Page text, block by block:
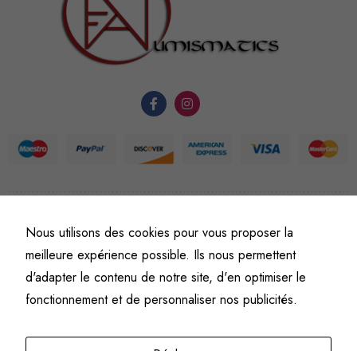
©Fine art numismatics– Tous droits réservés.
Politique de confidentialitéConditions générales de vente et d’utilisation
Mentions légales
Nous utilisons des cookies pour vous proposer la
meilleure expérience possible. Ils nous permettent
d'adapter le contenu de notre site, d'en optimiser le
fonctionnement et de personnaliser nos publicités.
du site Web.
nous
structure du
site Web, en
fonction de
l'usage qu'il